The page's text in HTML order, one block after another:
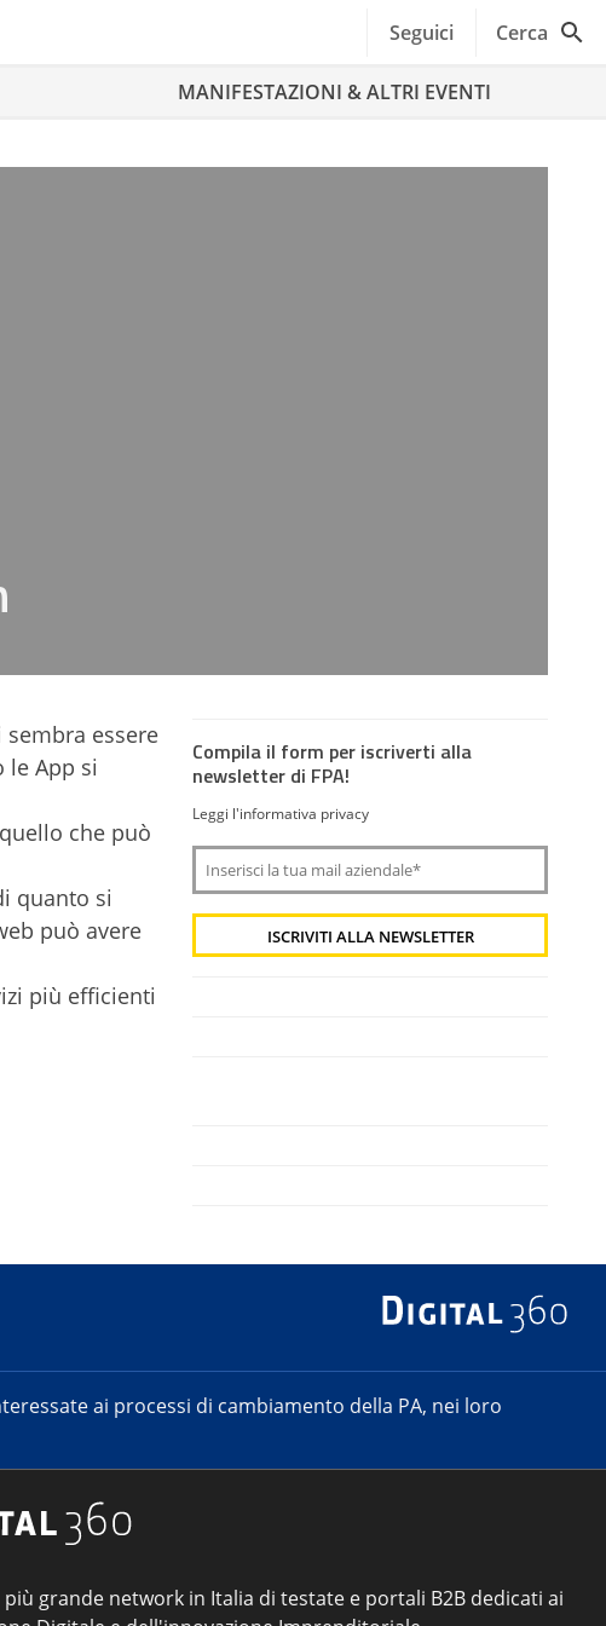
Seguici Cerca
MANIFESTAZIONI & ALTRI EVENTI
essere
App si
che può
quanto si
può avere
più efficienti
Compila il form per iscriverti alla
newsletter di FPA!
Leggi l'informativa privacy
ai processi di cambiamento della PA, nei loro
più grande network in Italia di testate e portali B2B dedicati ai